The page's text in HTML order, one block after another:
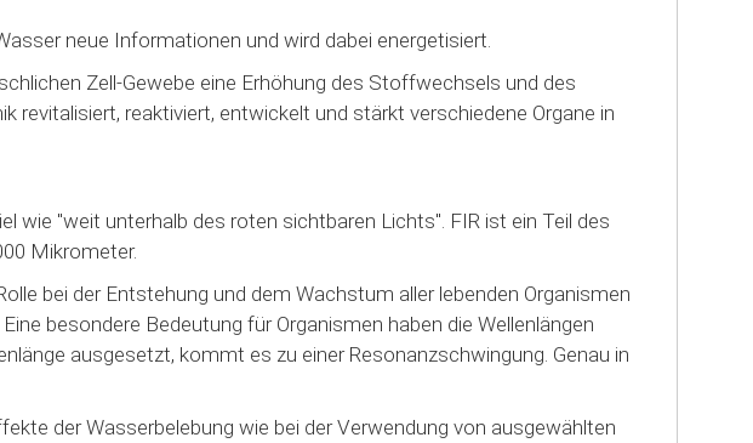
neue Informationen und wird dabei energetisiert.
Zell-Gewebe eine Erhöhung des Stoffwechsels und des
revitalisiert, reaktiviert, entwickelt und stärkt verschiedene Organe in
wie "weit unterhalb des roten sichtbaren Lichts". FIR ist ein Teil des
Mikrometer.
bei der Entstehung und dem Wachstum aller lebenden Organismen
besondere Bedeutung für Organismen haben die Wellenlängen
ausgesetzt, kommt es zu einer Resonanzschwingung. Genau in
der Wasserbelebung wie bei der Verwendung von ausgewählten